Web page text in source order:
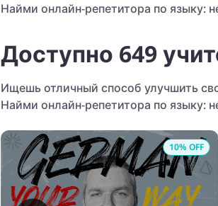
Найми онлайн-репетитора по языку:
Доступно 649
Ищешь отличный способ улучшить
Найми онлайн-репетитора по языку:
10% OFF